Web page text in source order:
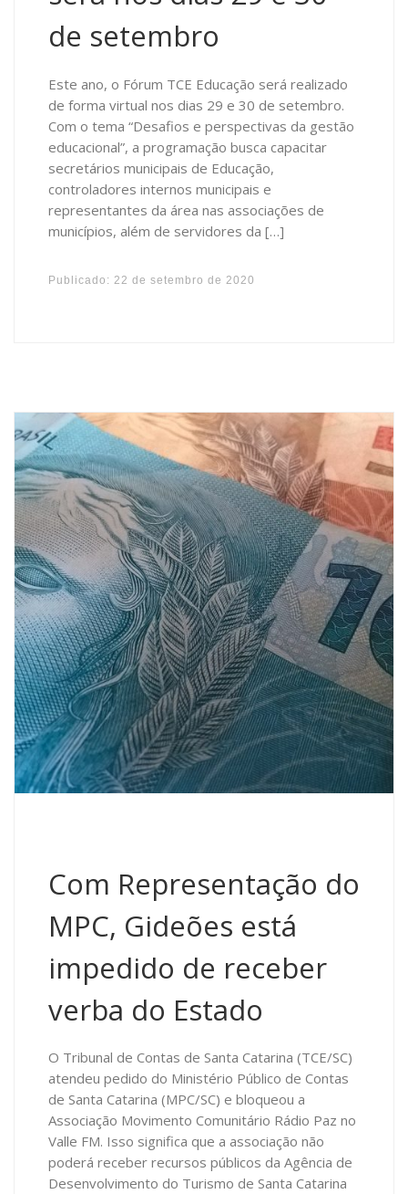
de setembro
Este ano, o Fórum TCE Educação será realizado
de forma virtual nos dias 29 e 30 de setembro.
Com o tema “Desafios e perspectivas da gestão
educacional”, a programação busca capacitar
secretários municipais de Educação,
controladores internos municipais e
representantes da área nas associações de
municípios, além de servidores da […]
Publicado: 22 de setembro de 2020
Com Representação do
MPC, Gideões está
impedido de receber
verba do Estado
O Tribunal de Contas de Santa Catarina (TCE/SC)
atendeu pedido do Ministério Público de Contas
de Santa Catarina (MPC/SC) e bloqueou a
Associação Movimento Comunitário Rádio Paz no
Valle FM. Isso significa que a associação não
poderá receber recursos públicos da Agência de
Desenvolvimento do Turismo de Santa Catarina